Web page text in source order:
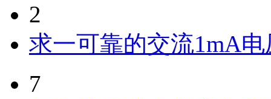
2
求一可靠的交流1mA
7